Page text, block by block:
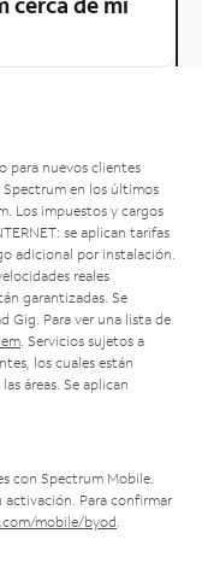
para nuevos clientes
Spectrum en los últimos
Los impuestos y cargos
se aplican tarifas
adicional por instalación.
reales
garantizadas. Se
Gig. Para ver una lista de
. Servicios sujetos a
los cuales están
áreas. Se aplican
con Spectrum Mobile.
activación. Para confirmar
mobile/byod